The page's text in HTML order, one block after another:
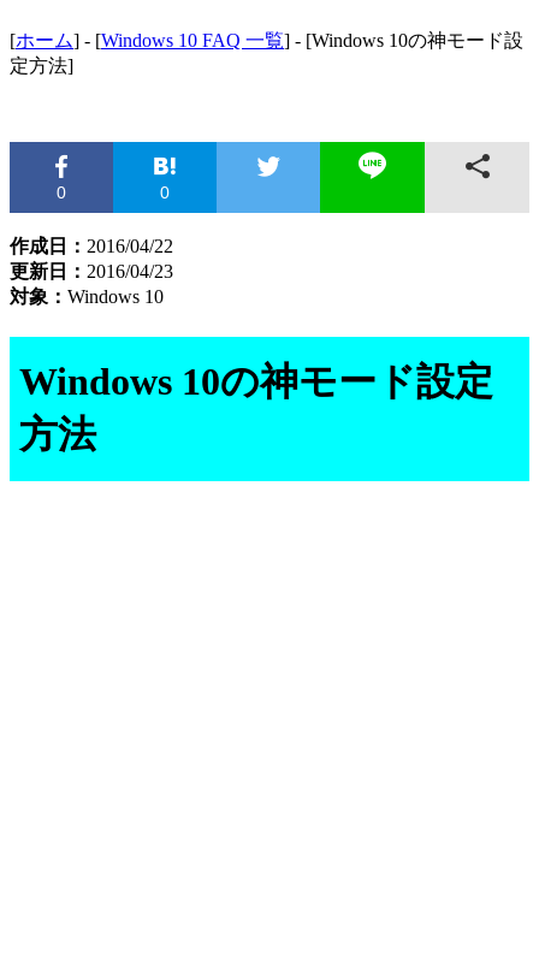
[ホーム] - [Windows 10 FAQ 一覧] - [Windows 10の神モード設
定方法]
0 0
作成日： 2016/04/22
更新日： 2016/04/23
対象： Windows 10
Windows 10の神モード設定
方法